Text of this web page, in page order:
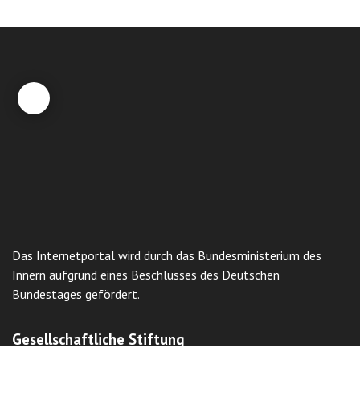
Das Internetportal wird durch das Bundesministerium des
Innern aufgrund eines Beschlusses des Deutschen
Bundestages gefördert.
Gesellschaftliche Stiftung